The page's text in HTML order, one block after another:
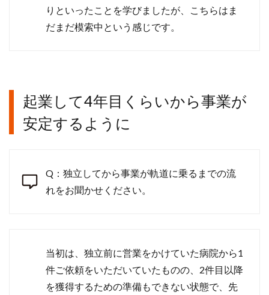
りといったことを学びましたが、こちらはま
だまだ模索中という感じです。
起業して4年目くらいから事業が
安定するように
Q：独立してから事業が軌道に乗るまでの流
れをお聞かせください。
当初は、独立前に営業をかけていた病院から1
件ご依頼をいただいていたものの、2件目以降
を獲得するための準備もできない状態で、先